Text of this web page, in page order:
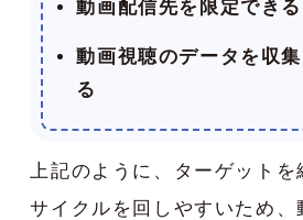
動画配信先を限定できる
動画視聴のデータを収
る
上記のように、ターゲット
サイクルを回しやすいため、